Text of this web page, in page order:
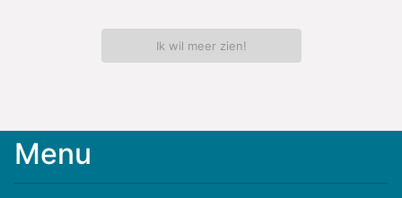
Ik wil meer zien!
Meld
Menu